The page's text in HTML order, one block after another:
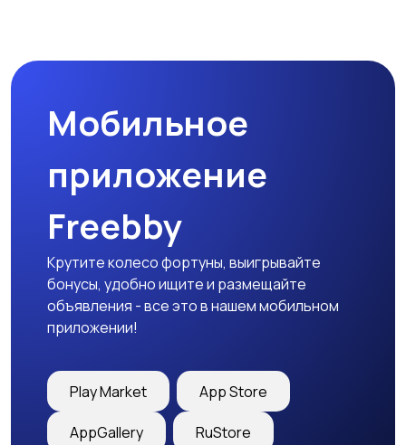
Медицина Начало карьеры
Образование и наука
закупки
Мобильное
приложение
Freebby
Крутите колесо фортуны, выигрывайте
бонусы, удобно ищите и размещайте
объявления - все это в нашем мобильном
приложении!
Play Market App Store
AppGallery RuStore